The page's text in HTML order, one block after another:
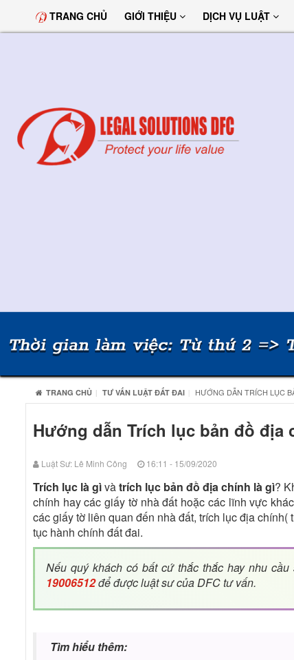
TRANG CHỦ GIỚI THIỆU DỊCH VỤ LUẬT
TRANG CHỦ TƯ VẤN LUẬT ĐẤT ĐAI HƯỚNG DẪN TRÍCH LỤC
Hướng dẫn Trích lục bản đồ địa
Luật Sư: Lê Minh Công 16:11 - 15/09/2020
Trích lục là gìvàtrích lục bản đồ địa chính là gì?
chính hay các giấy tờ nhà đất hoặc các lĩnh vực
các giấy tờ liên quan đến nhà đất, trích lục địa
tục hành chính đất đai.
Nếu quý khách có bất cứ thắc thắc hay nhu
19006512để được luật sư của DFC tư vấn.
Tìm hiểu thêm: